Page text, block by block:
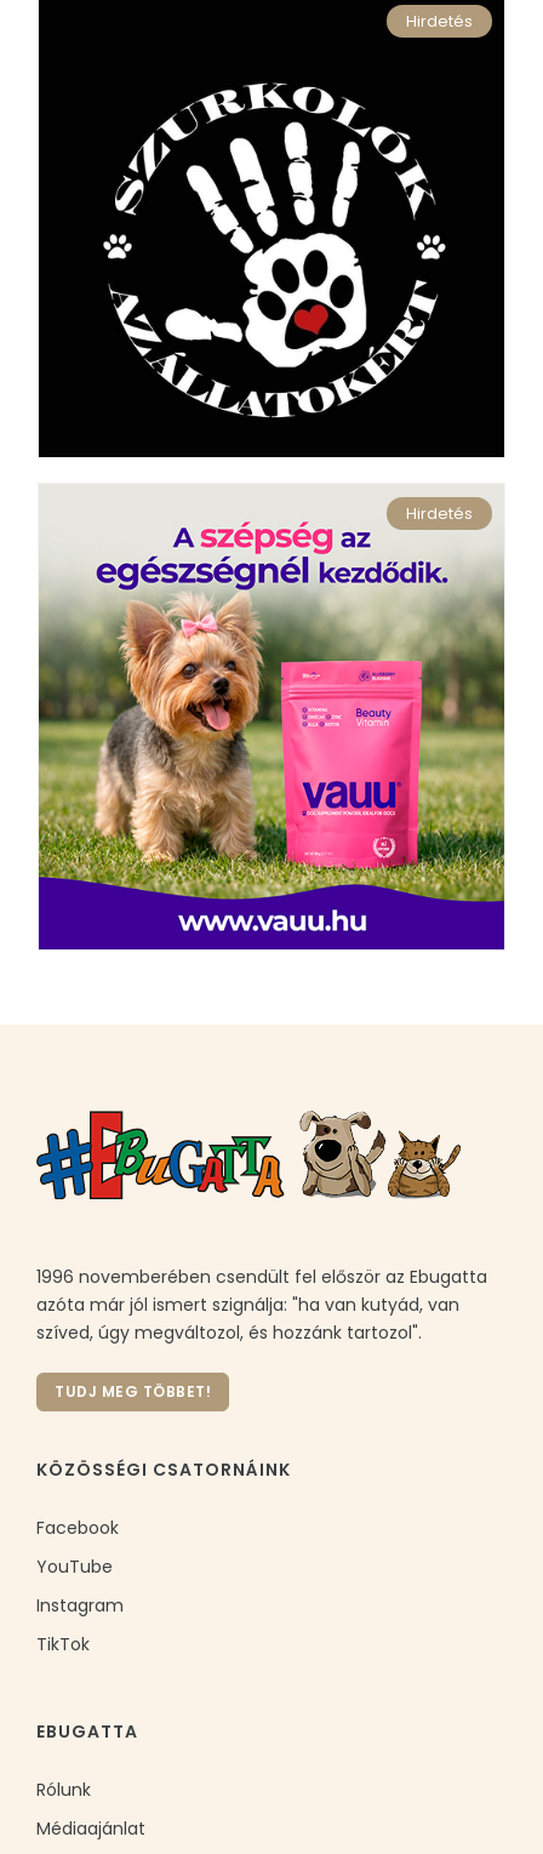
Hirdetés
Hirdetés
1996 novemberében csendült fel először az Ebugatta
azóta már jól ismert szignálja: "ha van kutyád, van
szíved, úgy megváltozol, és hozzánk tartozol".
TUDJ MEG TÖBBET!
KÖZÖSSÉGI CSATORNÁINK
Facebook
YouTube
Instagram
TikTok
EBUGATTA
Rólunk
Médiaajánlat